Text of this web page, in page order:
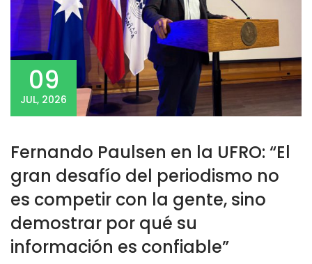
09
JUL, 2026
Fernando Paulsen en la UFRO: “El
gran desafío del periodismo no
es competir con la gente, sino
demostrar por qué su
información es confiable”